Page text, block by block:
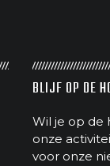
BLIJF OP DE
Wil je op de
onze
voor onze